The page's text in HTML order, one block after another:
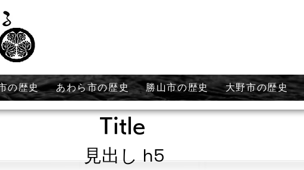
の歴史 あわら市の歴史 勝山市の歴史 大野市の歴史
Title
見出し h5